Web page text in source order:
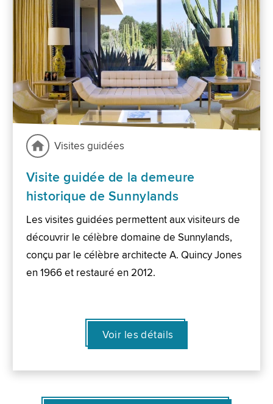
Visites guidées
Visite guidée de la demeure
historique de Sunnylands
Les visites guidées permettent aux visiteurs de
découvrir le célèbre domaine de Sunnylands,
conçu par le célèbre architecte A. Quincy Jones
en 1966 et restauré en 2012.
Voir les détails